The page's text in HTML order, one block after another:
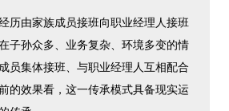
历由家族成员接班向职业经理人接班
子孙众多、业务复杂、环境多变的情
员集体接班、与职业经理人互相配合
的效果看，这一传承模式具备现实运